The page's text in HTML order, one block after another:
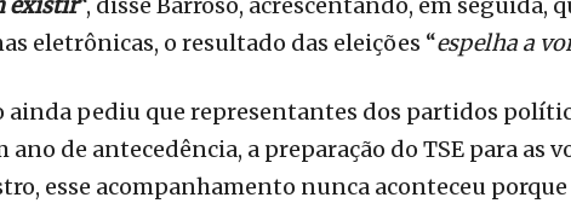
existir“, disse Barroso, acrescentando, em seguida,
eletrônicas, o resultado das eleições “espelha a
ainda pediu que representantes dos partidos
ano de antecedência, a preparação do TSE para as
esse acompanhamento nunca aconteceu